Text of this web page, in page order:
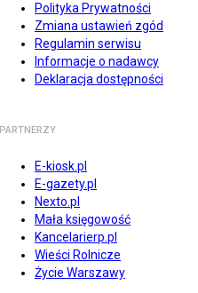
Polityka Prywatności
Zmiana ustawień zgód
Regulamin serwisu
Informacje o nadawcy
Deklaracja dostępności
PARTNERZY
E-kiosk.pl
E-gazety.pl
Nexto.pl
Mała księgowość
Kancelarierp.pl
Wieści Rolnicze
Życie Warszawy